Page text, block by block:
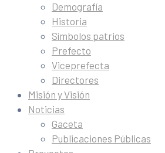
Demografía
Historia
Símbolos patrios
Prefecto
Viceprefecta
Directores
Misión y Visión
Noticias
Gaceta
Publicaciones Públicas